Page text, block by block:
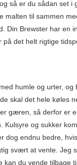
så er du sådan set
malten til sammen
Din Brewster har en
det helt rigtige
humle og urter,
skal det hele køles
gæren, så derfor er
Kulsyre og sukker
dog endnu bedre,
svært at vente. Jeg
kan du vende tilbage